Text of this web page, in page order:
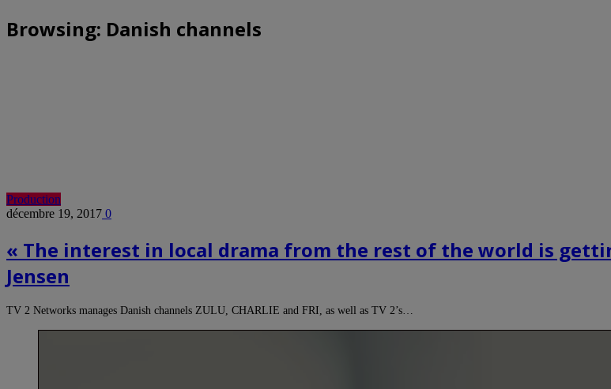
Browsing: Danish channels
Production
décembre 19, 2017 0
« The interest in local drama from the rest of the world is
Jensen
TV 2 Networks manages Danish channels ZULU, CHARLIE and FRI, as well as TV 2’s…